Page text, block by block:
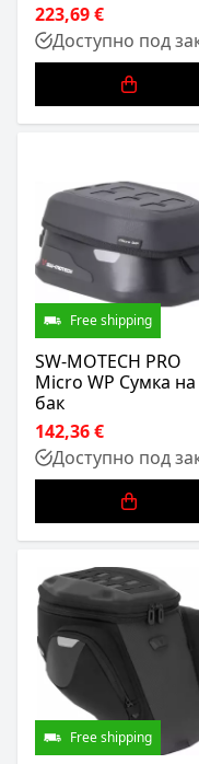
223,69 €
Доступно под
Free shipping
SW-MOTECH PRO
Micro WP Сумка на
бак
142,36 €
Доступно под
Free shipping